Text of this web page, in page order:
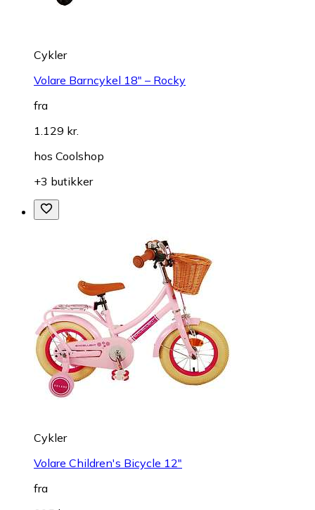
Cykler
Volare Barncykel 18" – Rocky
fra
1.129 kr.
hos Coolshop
+3 butikker
Cykler
Volare Children's Bicycle 12"
fra